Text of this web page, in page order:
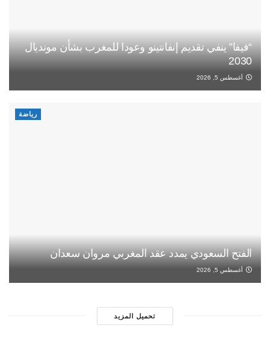
“فيفا” ينفي تقديم إنفانتينو وعودا للمغرب بشأن مونديال
2030
أغسطس 5, 2026
رياضة
الفتح السعودي يمدد عقد المغربي مروان سعدان
أغسطس 5, 2026
تحميل المزيد